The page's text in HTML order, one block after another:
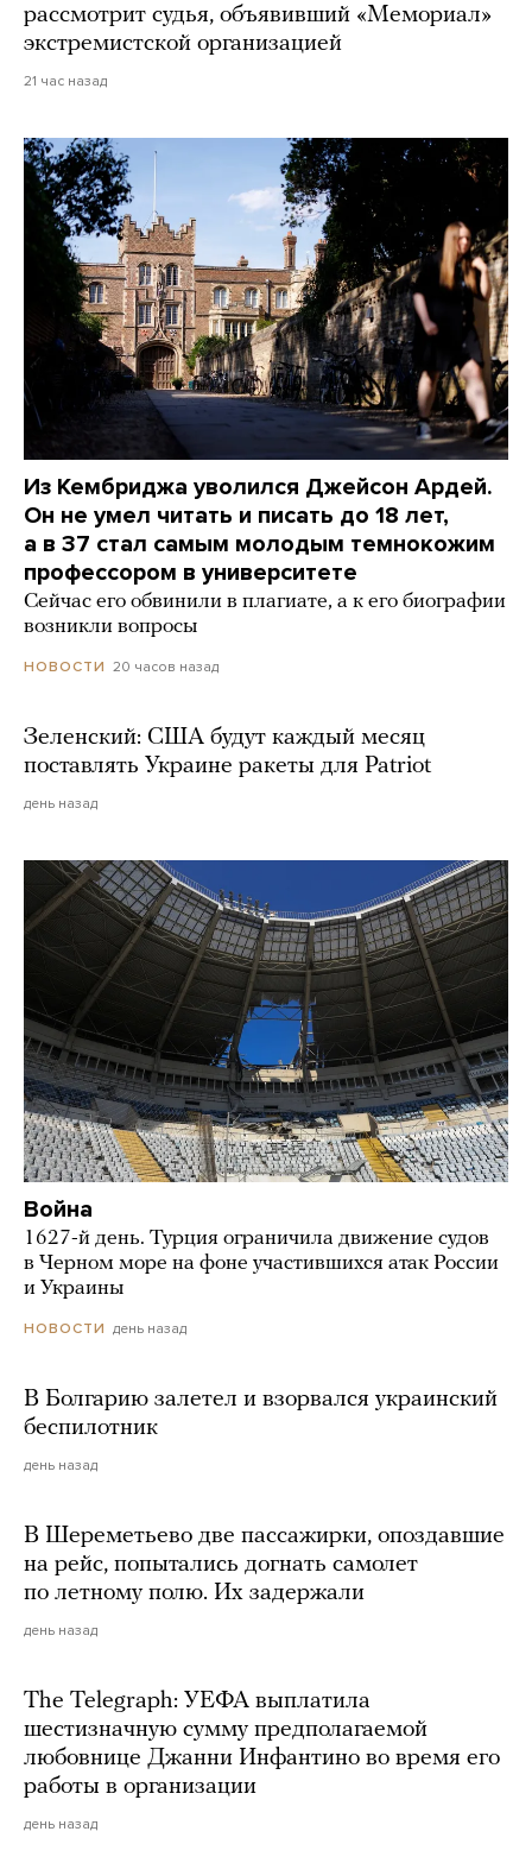
рассмотрит судья, объявивший «Мемориал»
экстремистской организацией
21 час назад
Из Кембриджа уволился Джейсон Ардей.
Он не умел читать и писать до 18 лет,
а в 37 стал самым молодым темнокожим
профессором в университете
Сейчас его обвинили в плагиате, а к его биографии
возникли вопросы
НОВОСТИ 20 часов назад
Зеленский: США будут каждый месяц
поставлять Украине ракеты для Patriot
день назад
Война
1627-й день. Турция ограничила движение судов
в Черном море на фоне участившихся атак России
и Украины
НОВОСТИ день назад
В Болгарию залетел и взорвался украинский
беспилотник
день назад
В Шереметьево две пассажирки, опоздавшие
на рейс, попытались догнать самолет
по летному полю. Их задержали
день назад
The Telegraph: УЕФА выплатила
шестизначную сумму предполагаемой
любовнице Джанни Инфантино во время его
работы в организации
день назад